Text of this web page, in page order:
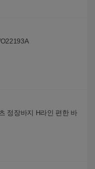
정장바지 H라인 편한 바